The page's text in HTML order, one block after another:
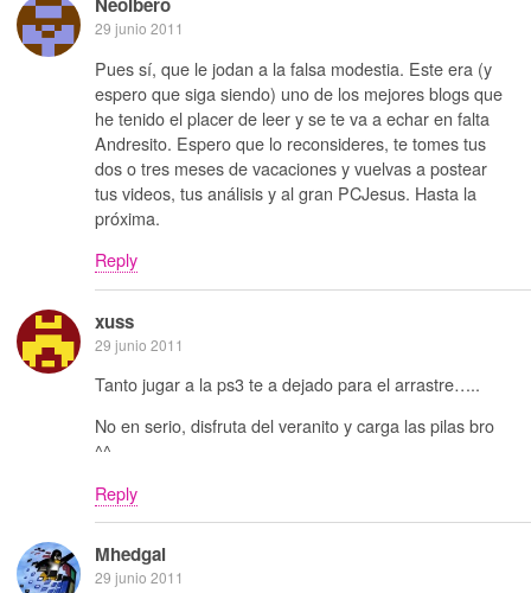
NeoIbero
29 junio 2011
Pues sí, que le jodan a la falsa modestia. Este era (y
espero que siga siendo) uno de los mejores blogs que
he tenido el placer de leer y se te va a echar en falta
Andresito. Espero que lo reconsideres, te tomes tus
dos o tres meses de vacaciones y vuelvas a postear
tus videos, tus análisis y al gran PCJesus. Hasta la
próxima.
Reply
xuss
29 junio 2011
Tanto jugar a la ps3 te a dejado para el arrastre…..
No en serio, disfruta del veranito y carga las pilas bro
^^
Reply
Mhedgal
29 junio 2011